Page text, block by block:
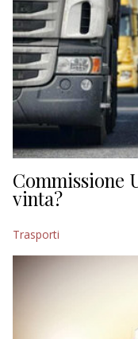
Commissione
vinta?
Trasporti